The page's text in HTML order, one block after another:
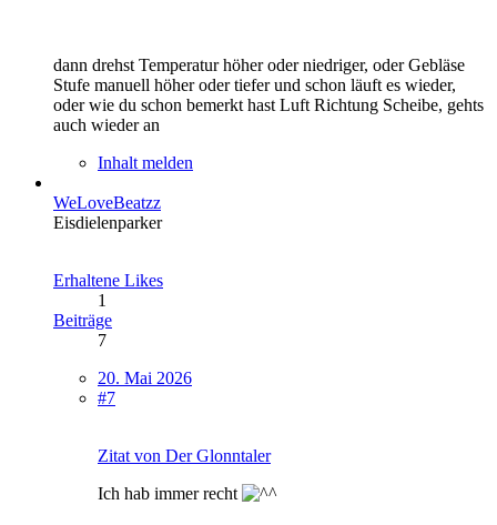
dann drehst Temperatur höher oder niedriger, oder Gebläse
Stufe manuell höher oder tiefer und schon läuft es wieder,
oder wie du schon bemerkt hast Luft Richtung Scheibe, gehts
auch wieder an
Inhalt melden
WeLoveBeatzz
Eisdielenparker
Erhaltene Likes
1
Beiträge
7
20. Mai 2026
#7
Zitat von Der Glonntaler
Ich hab immer recht